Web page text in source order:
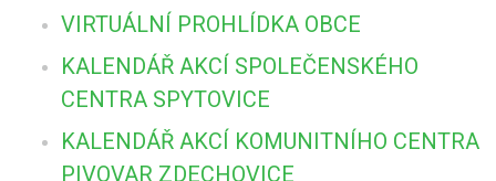
VIRTUÁLNÍ PROHLÍDKA OBCE
KALENDÁŘ AKCÍ SPOLEČENSKÉHO
CENTRA SPYTOVICE
KALENDÁŘ AKCÍ KOMUNITNÍHO CENTRA
PIVOVAR ZDECHOVICE